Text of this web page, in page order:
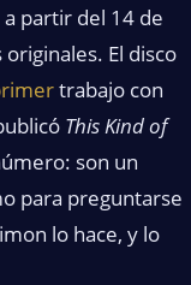
partir del 14 de
originales. El disco
trabajo con
This Kind of
son un
para preguntarse
lo hace, y lo